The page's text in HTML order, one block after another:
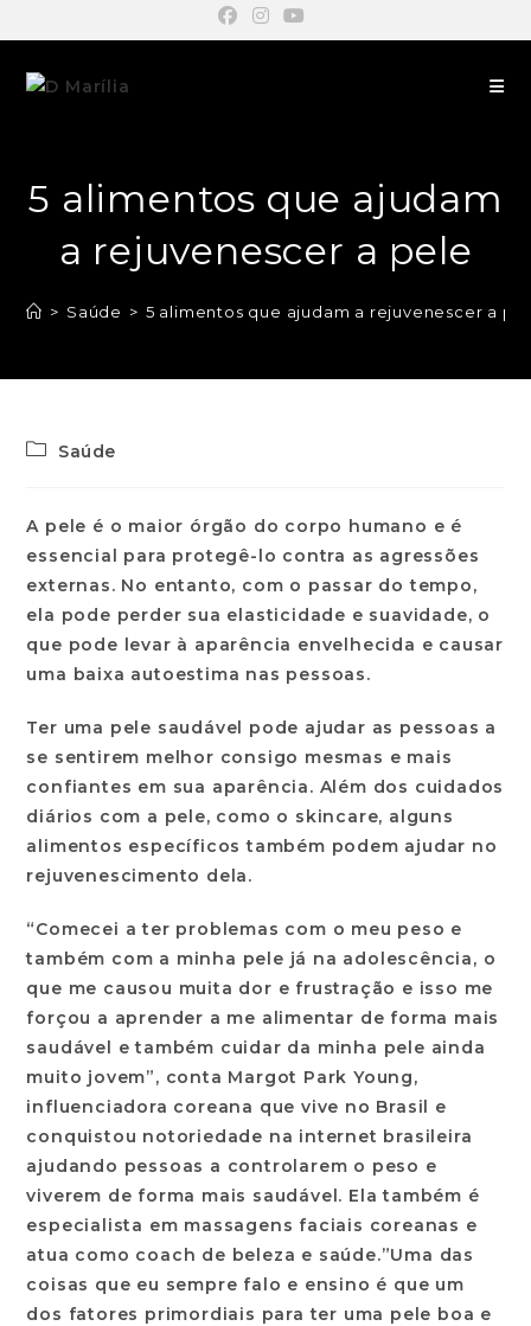
5 alimentos que ajudam
a rejuvenescer a pele
> Saúde > 5 alimentos que ajudam a rejuvenescer a
Saúde
A pele é o maior órgão do corpo humano e é
essencial para protegê-lo contra as agressões
externas. No entanto, com o passar do tempo,
ela pode perder sua elasticidade e suavidade, o
que pode levar à aparência envelhecida e causar
uma baixa autoestima nas pessoas.
Ter uma pele saudável pode ajudar as pessoas a
se sentirem melhor consigo mesmas e mais
confiantes em sua aparência. Além dos cuidados
diários com a pele, como o skincare, alguns
alimentos específicos também podem ajudar no
rejuvenescimento dela.
“Comecei a ter problemas com o meu peso e
também com a minha pele já na adolescência, o
que me causou muita dor e frustração e isso me
forçou a aprender a me alimentar de forma mais
saudável e também cuidar da minha pele ainda
muito jovem”, conta Margot Park Young,
influenciadora coreana que vive no Brasil e
conquistou notoriedade na internet brasileira
ajudando pessoas a controlarem o peso e
viverem de forma mais saudável. Ela também é
especialista em massagens faciais coreanas e
atua como coach de beleza e saúde.”Uma das
coisas que eu sempre falo e ensino é que um
dos fatores primordiais para ter uma pele boa e